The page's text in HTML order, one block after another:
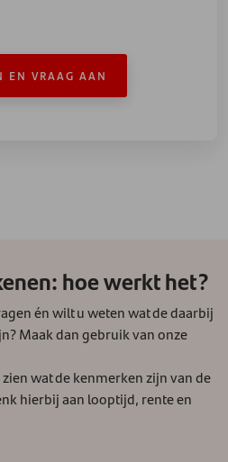
EN VRAAG AAN
hoe werkt het?
én wilt u weten wat de daarbij
Maak dan gebruik van onze
wat de kenmerken zijn van de
hierbij aan looptijd, rente en